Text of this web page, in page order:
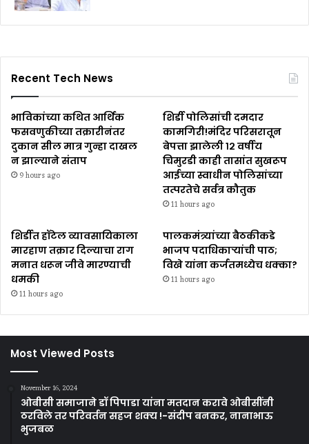
Recent Tech News
भाविकांच्या कथित आर्थिक
फसवणुकीच्या तक्रारीनंतर
दुकान सील मात्र गुन्हा दाखल
न झाल्याने संताप
9 hours ago
शिर्डी पोलिसांची दमदार
कामगिरी!मंदिर परिसरातून
बेपत्ता झालेली १२ वर्षीय
चिमुरडी काही तासांत सुखरूप
आईच्या स्वाधीन पोलिसांच्या
तत्परतेचे सर्वत्र कौतुक
11 hours ago
शिर्डीत हॉटेल व्यावसायिकाला
मारहाण तक्रार दिल्याचा राग
मनात धरून जीवे मारण्याची
धमकी
11 hours ago
पालकमंत्र्यांच्या बैठकीकडे
भाजप पदाधिकाऱ्यांची पाठ;
विखे यांना कर्जतमध्येच धक्का?
11 hours ago
Most Viewed Posts
November 16, 2024
ओबीसी समाजाने डॉ पिपाडा यांना मतदान करावे ओबीसींनी
ठरविले तर परिवर्तन सहज शक्य !-संदीप बनकर, नानाभाऊ
भुजबळ